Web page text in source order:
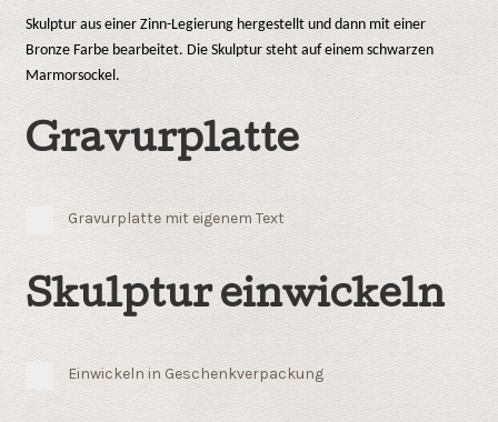
Skulptur aus einer Zinn-Legierung hergestellt und dann mit einer
Bronze Farbe bearbeitet. Die Skulptur steht auf einem schwarzen
Marmorsockel.
Gravurplatte
Gravurplatte mit eigenem Text
Skulptur einwickeln
Einwickeln in Geschenkverpackung